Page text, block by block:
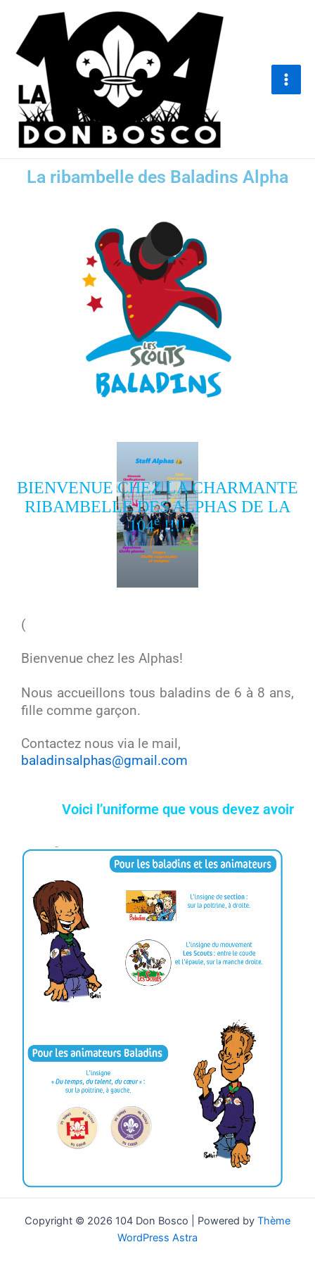
contenu
La ribambelle des Baladins Alpha
BIENVENUE CHEZ LA CHARMANTE
RIBAMBELLE DES ALPHAS DE LA
104e!!!!
(
Bienvenue chez les Alphas!
Nous accueillons tous baladins de 6 à 8 ans,
fille comme garçon.
Contactez nous via le mail,
baladinsalphas@gmail.com
Voici l’uniforme que vous devez avoir
Copyright © 2026 104 Don Bosco | Powered by Thème
WordPress Astra